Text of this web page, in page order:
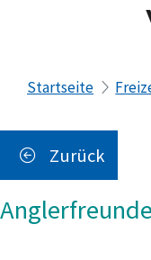
Startseite
Zurück